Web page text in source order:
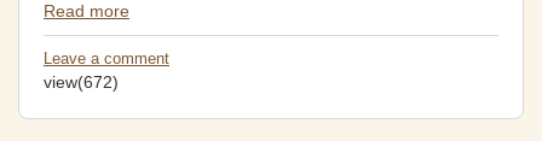
Read more
Leave a comment
view(672)